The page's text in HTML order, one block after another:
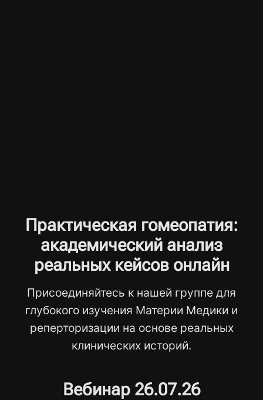
Практическая гомеопатия:
академический анализ
реальных кейсов онлайн
Присоединяйтесь к нашей группе для
глубокого изучения Материи Медики и
реперторизации на основе реальных
клинических историй.
Вебинар 26.07.26